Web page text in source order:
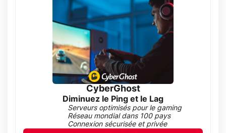
CyberGhost
Diminuez le Ping et le Lag
Serveurs optimisés pour le gaming
Réseau mondial dans 100 pays
Connexion sécurisée et privée